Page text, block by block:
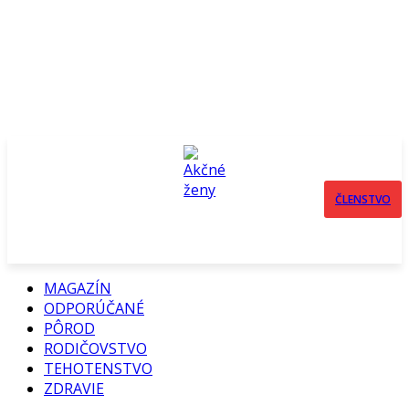
ČLENSTVO
MAGAZÍN
ODPORÚČANÉ
PÔROD
RODIČOVSTVO
TEHOTENSTVO
ZDRAVIE